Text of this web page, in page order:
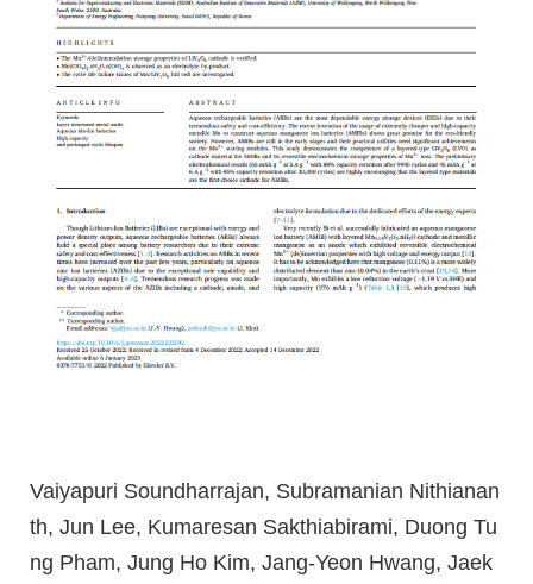
Vaiyapuri Soundharrajan, Subramanian Nithianan
th, Jun Lee, Kumaresan Sakthiabirami, Duong Tu
ng Pham, Jung Ho Kim, Jang-Yeon Hwang, Jaek